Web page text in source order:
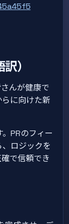
）
んが健康で
に向けた新
PRのフィー
ロジックを
で信頼でき